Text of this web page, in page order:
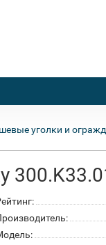
уголки и